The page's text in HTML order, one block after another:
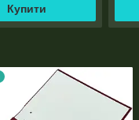
Купити